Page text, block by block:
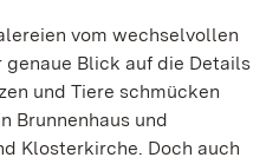
vom wechselvollen
Blick auf die Details
und Tiere schmücken
Brunnenhaus und
Klosterkirche. Doch auch